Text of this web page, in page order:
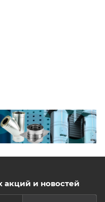
акций и новостей